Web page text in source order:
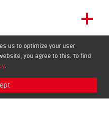
+
us to optimize your user
you agree to this. To find
.